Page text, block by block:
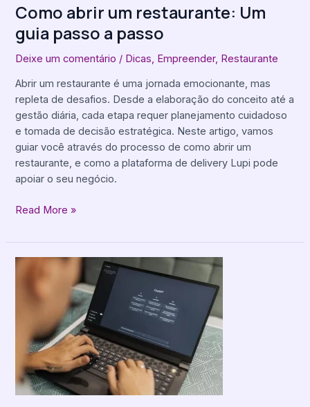
Como abrir um restaurante: Um
guia passo a passo
Deixe um comentário / Dicas Empreender, Restaurante
Abrir um restaurante é uma jornada emocionante, mas
repleta de desafios. Desde a elaboração do conceito até a
gestão diária, cada etapa requer planejamento cuidadoso
e tomada de decisão estratégica. Neste artigo, vamos
guiar você através do processo de como abrir um
restaurante, e como a plataforma de delivery Lupi pode
apoiar o seu negócio.
Read More »
Utilizando
ChatGPT
Criar
Postagens
Impactantes
nas
Redes